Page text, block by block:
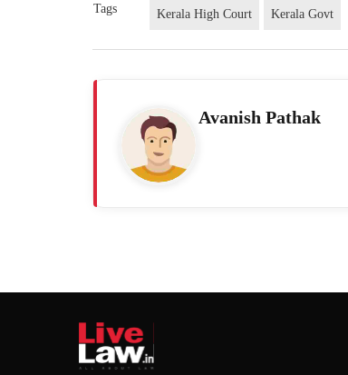
Tags Kerala High Court Kerala Govt
Avanish Pathak